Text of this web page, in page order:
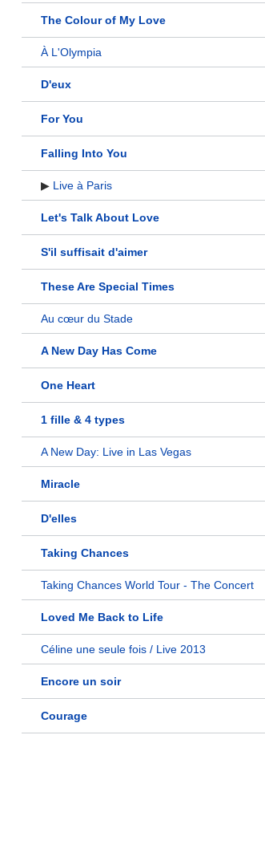
The Colour of My Love
À L'Olympia
D'eux
For You
Falling Into You
▶ Live à Paris
Let's Talk About Love
S'il suffisait d'aimer
These Are Special Times
Au cœur du Stade
A New Day Has Come
One Heart
1 fille & 4 types
A New Day: Live in Las Vegas
Miracle
D'elles
Taking Chances
Taking Chances World Tour - The Concert
Loved Me Back to Life
Céline une seule fois / Live 2013
Encore un soir
Courage